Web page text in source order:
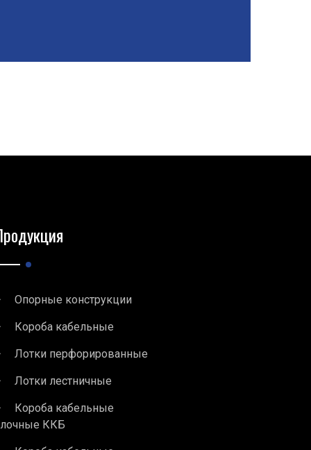
Опорные конструкции
Короба кабельные
Лотки перфорированные
Лотки лестничные
Короба кабельные
ККБ